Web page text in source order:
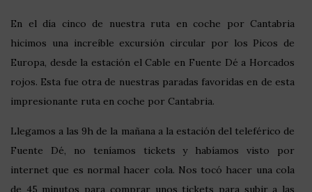
En el día cinco de nuestra ruta en coche por Cantabria
hicimos una increíble excursión circular por los Picos de
Europa, desde la estación el Cable en Fuente Dé a Horcados
rojos. Esta fue otra de nuestras paradas favoridas en de esta
impresionante ruta en coche por Cantabria.
Llegamos a las 9h de la mañana a la estación del teleférico de
Fuente Dé, no teníamos tickets y habíamos visto por
internet que es normal hacer cola. Nos tocó hacer una cola
de 45 minutos para comprar unos tickets para subir a las